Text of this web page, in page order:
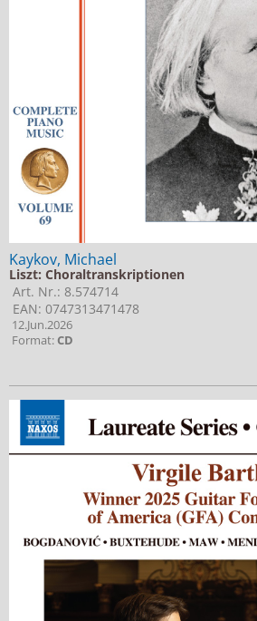
Kaykov, Michael
Liszt: Choraltranskriptionen
Art. Nr.: 8.574714
EAN: 0747313471478
12.Jun.2026
Format:CD